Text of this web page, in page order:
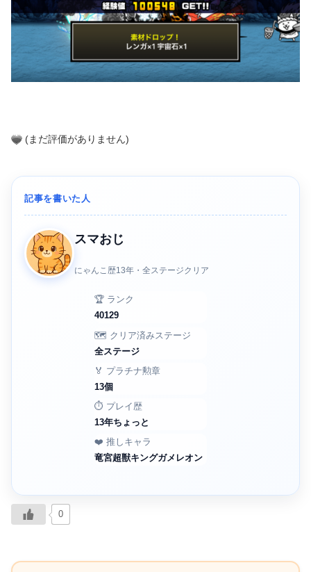
(まだ評価がありません)
記事を書いた人
スマおじ
にゃんこ歴13年・全ステージクリア
🏆 ランク
40129
🗺️ クリア済みステージ
全ステージ
🏅 プラチナ勲章
13個
⏱️ プレイ歴
13年ちょっと
❤️ 推しキャラ
竜宮超獣キングガメレオン
0